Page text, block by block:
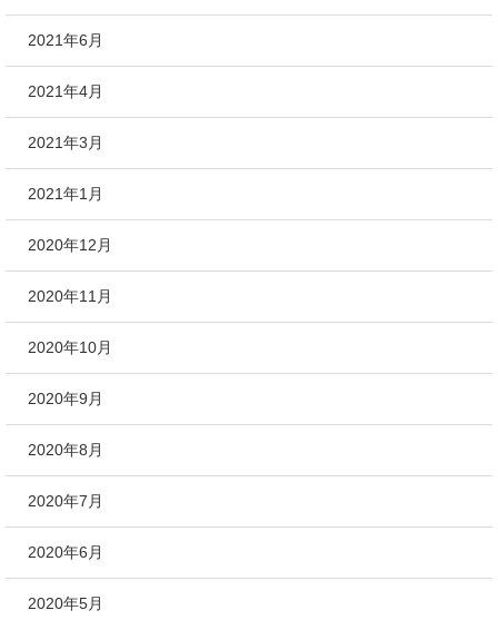
2021年6月
2021年4月
2021年3月
2021年1月
2020年12月
2020年11月
2020年10月
2020年9月
2020年8月
2020年7月
2020年6月
2020年5月